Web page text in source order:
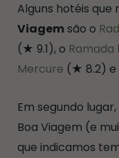
Alguns hotéis
Viagem são o
(★ 9.1), o Ramada
Mercure (★ 8.2) e
Em segundo
Boa Viagem (e
que indicamos